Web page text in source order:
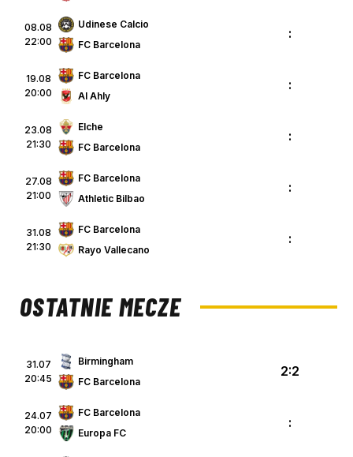
08.08
22:00
Udinese Calcio
FC Barcelona
:
19.08
20:00
FC Barcelona
Al Ahly
:
23.08
21:30
Elche
FC Barcelona
:
27.08
21:00
FC Barcelona
Athletic Bilbao
:
31.08
21:30
FC Barcelona
Rayo Vallecano
:
OSTATNIE MECZE
31.07
20:45
Birmingham
FC Barcelona
2:2
24.07
20:00
FC Barcelona
Europa FC
: